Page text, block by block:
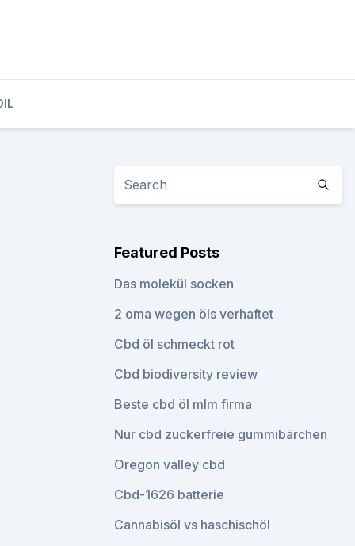
Featured Posts
Das molekül socken
2 oma wegen öls verhaftet
Cbd öl schmeckt rot
Cbd biodiversity review
Beste cbd öl mlm firma
Nur cbd zuckerfreie gummibärchen
Oregon valley cbd
Cbd-1626 batterie
Cannabisöl vs haschischöl